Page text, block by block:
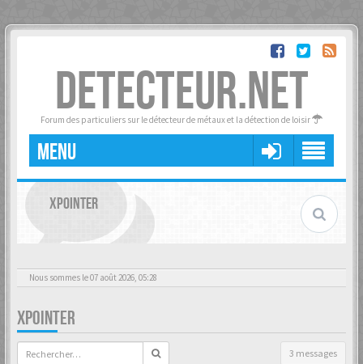
DETECTEUR.NET
Forum des particuliers sur le détecteur de métaux et la détection de loisir
MENU
XPOINTER
Nous sommes le 07 août 2026, 05:28
XPOINTER
3 messages